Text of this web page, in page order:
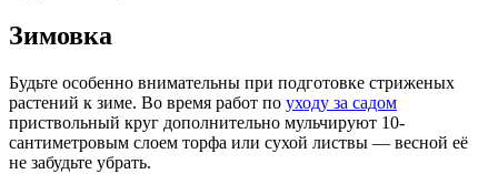
Зимовка
Будьте особенно внимательны при подготовке стриженых
растений к зиме. Во время работ по уходу за садом
приствольный круг дополнительно мульчируют 10-
сантиметровым слоем торфа или сухой листвы — весной её
не забудьте убрать.